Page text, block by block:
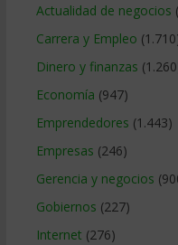
Actualidad de negocios
Carrera y Empleo
Dinero y finanzas
Economía (947)
Emprendedores (1.443)
Empresas (246)
Gerencia y negocios
Gobiernos (227)
Internet (276)